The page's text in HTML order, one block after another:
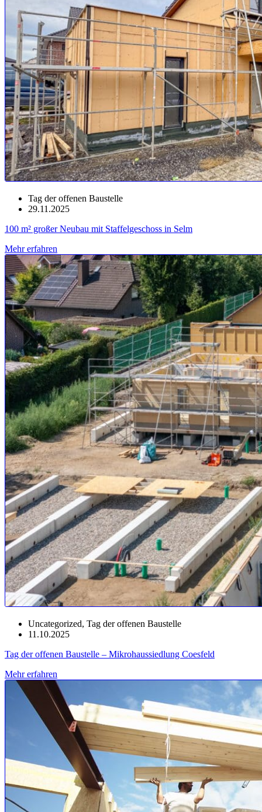
Tag der offenen Baustelle
29.11.2025
100 m² großer Neubau mit Staffelgeschoss in Selm
Mehr erfahren
Uncategorized, Tag der offenen Baustelle
11.10.2025
Tag der offenen Baustelle – Mikrohaussiedlung Coesfeld
Mehr erfahren